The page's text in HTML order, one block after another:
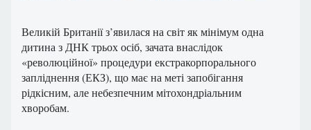
Великій Британії з’явилася на світ як мінімум одна
дитина з ДНК трьох осіб, зачата внаслідок
«революційної» процедури екстракорпорального
запліднення (ЕКЗ), що має на меті запобігання
рідкісним, але небезпечним мітохондріальним
хворобам.